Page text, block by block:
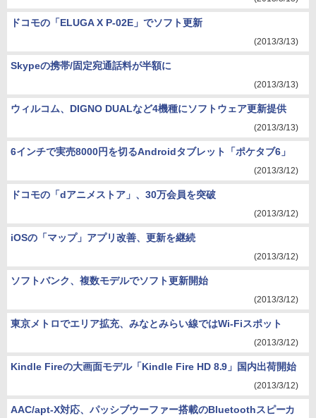
ドコモの「ELUGA X P-02E」でソフト更新
(2013/3/13)
Skypeの携帯/固定宛通話料が半額に
(2013/3/13)
ウィルコム、DIGNO DUALなど4機種にソフトウェア更新提供
(2013/3/13)
6インチで実売8000円を切るAndroidタブレット「ポケタブ6」
(2013/3/12)
ドコモの「dアニメストア」、30万会員を突破
(2013/3/12)
iOSの「マップ」アプリ改善、更新を継続
(2013/3/12)
ソフトバンク、複数モデルでソフト更新開始
(2013/3/12)
東京メトロでエリア拡充、みなとみらい線ではWi-Fiスポット
(2013/3/12)
Kindle Fireの大画面モデル「Kindle Fire HD 8.9」国内出荷開始
(2013/3/12)
AAC/apt-X対応、パッシブウーファー搭載のBluetoothスピーカ